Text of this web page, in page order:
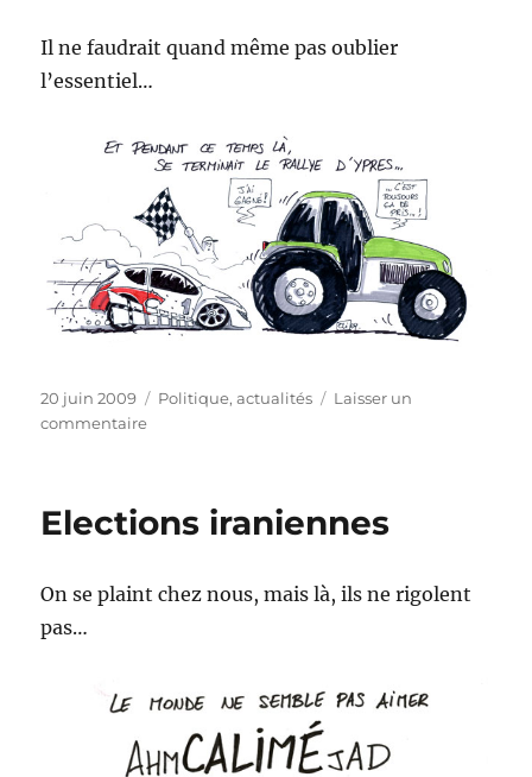
Il ne faudrait quand même pas oublier
l’essentiel…
Publié
le
20 juin 2009 Catégories
Politique, actualités
Laisser un
commentairesur
Elections iraniennes
On se plaint chez nous, mais là, ils ne rigolent
pas…